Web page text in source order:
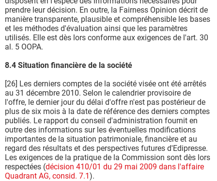
prendre leur décision. En outre, la Fairness Opinion décrit de
manière transparente, plausible et compréhensible les bases
et les méthodes d'évaluation ainsi que les paramètres
utilisés. Elle est dès lors conforme aux exigences de l'art. 30
al. 5 OOPA.
8.4 Situation financière de la société
[26] Les derniers comptes de la société visée ont été arrêtés
au 31 décembre 2010. Selon le calendrier provisoire de
l'offre, le dernier jour du délai d'offre n'est pas postérieur de
plus de six mois à la date de référence des derniers comptes
publiés. Le rapport du conseil d'administration fournit en
outre des informations sur les éventuelles modifications
importantes de la situation patrimoniale, financière et au
regard des résultats et des perspectives futures d'Edipresse.
Les exigences de la pratique de la Commission sont dès lors
respectées (décision 410/01 du 29 mai 2009 dans l'affaire
Quadrant AG, consid. 7.1).